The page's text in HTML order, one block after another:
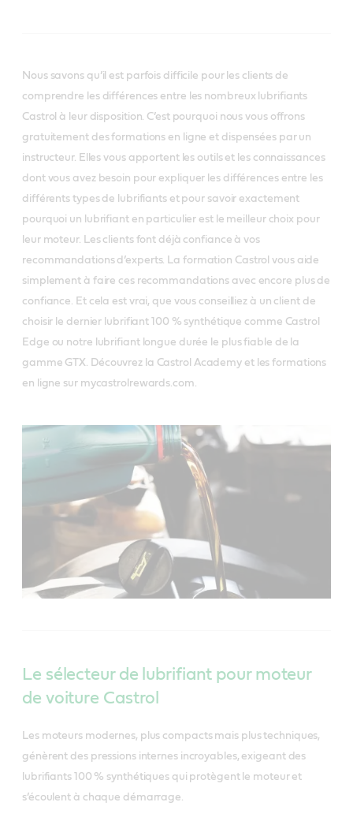
Nous savons qu’il est parfois difficile pour les clients de
comprendre les différences entre les nombreux lubrifiants
Castrol à leur disposition. C’est pourquoi nous vous offrons
gratuitement des formations en ligne et dispensées par un
instructeur. Elles vous apportent les outils et les connaissances
dont vous avez besoin pour expliquer les différences entre les
différents types de lubrifiants et pour savoir exactement
pourquoi un lubrifiant en particulier est le meilleur choix pour
leur moteur. Les clients font déjà confiance à vos
recommandations d’experts. La formation Castrol vous aide
simplement à faire ces recommandations avec encore plus de
confiance. Et cela est vrai, que vous conseilliez à un client de
choisir le dernier lubrifiant 100 % synthétique comme Castrol
Edge ou notre lubrifiant longue durée le plus fiable de la
gamme GTX. Découvrez la Castrol Academy et les formations
en ligne sur mycastrolrewards.com.
Le sélecteur de lubrifiant pour moteur
de voiture Castrol
Les moteurs modernes, plus compacts mais plus techniques,
génèrent des pressions internes incroyables, exigeant des
lubrifiants 100 % synthétiques qui protègent le moteur et
s’écoulent à chaque démarrage.